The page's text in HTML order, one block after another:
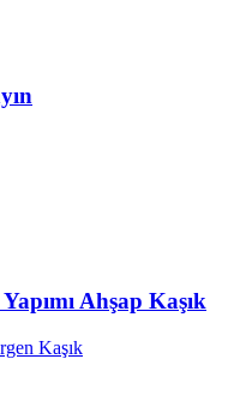
Ahşap Kaşık
Kaşık